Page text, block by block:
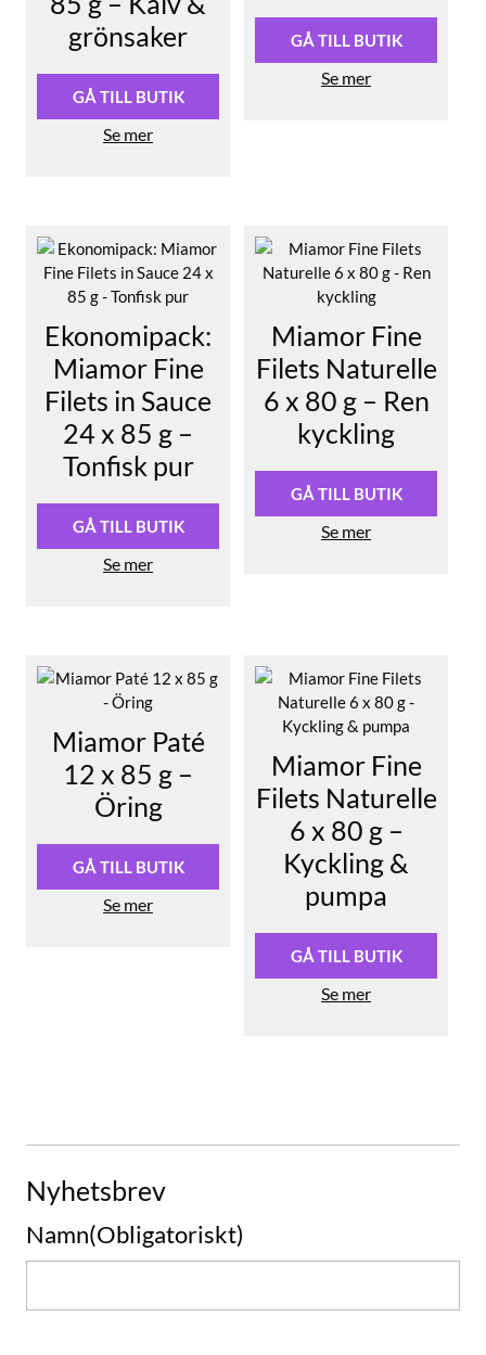
grönsaker
GÅ TILL BUTIK
Se mer
GÅ TILL BUTIK
Se mer
Ekonomipack:
Miamor Fine
Filets in Sauce
24 x 85 g –
Tonfisk pur
GÅ TILL BUTIK
Se mer
Miamor Fine
Filets Naturelle
6 x 80 g – Ren
kyckling
GÅ TILL BUTIK
Se mer
Miamor Paté
12 x 85 g –
Öring
GÅ TILL BUTIK
Se mer
Miamor Fine
Filets Naturelle
6 x 80 g –
Kyckling &
pumpa
GÅ TILL BUTIK
Se mer
Nyhetsbrev
Namn(Obligatoriskt)